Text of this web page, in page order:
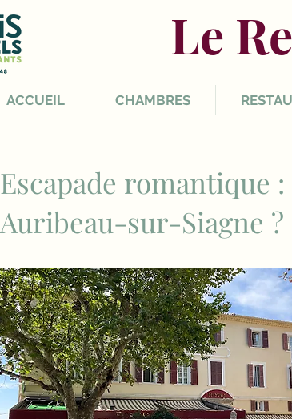
Le
ACCUEIL CHAMBRES
Escapade romantique
Auribeau-sur-Siagne ?